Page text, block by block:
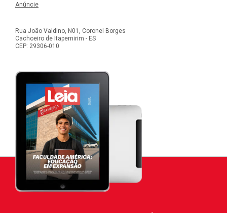
Anúncie
Rua João Valdino, N01, Coronel Borges
Cachoeiro de Itapemirim - ES
CEP: 29306-010